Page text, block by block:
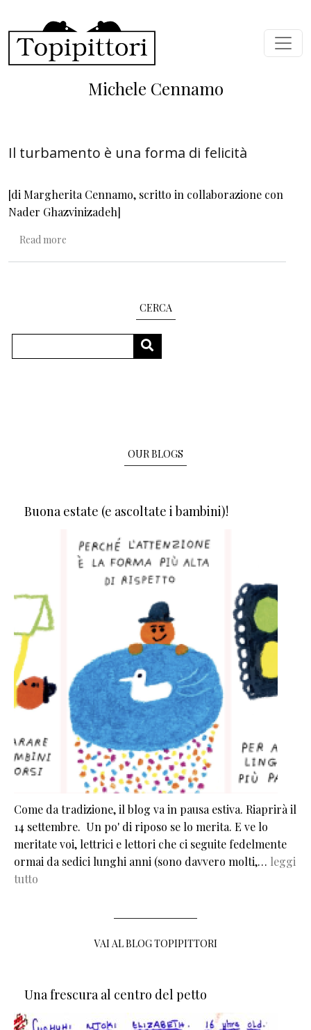
Michele Cennamo
Il turbamento è una forma di felicità
[di Margherita Cennamo, scritto in collaborazione con
Nader Ghazvinizadeh]
Read more
CERCA
SEARCH
OUR BLOGS
Buona estate (e ascoltate i bambini)!
Come da tradizione, il blog va in pausa estiva. Riaprirà il
14 settembre. Un po' di riposo se lo merita. E ve lo
meritate voi, lettrici e lettori che ci seguite fedelmente
ormai da sedici lunghi anni (sono davvero molti,… leggi
tutto
VAI AL BLOG TOPIPITTORI
Una frescura al centro del petto